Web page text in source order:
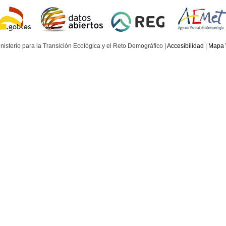
para la Transición Ecológica y el Reto Demográfico | Accesibilidad | Mapa